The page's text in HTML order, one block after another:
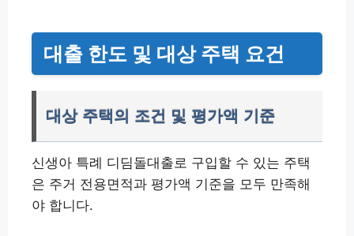
대출 한도 및 대상 주택 요건
대상 주택의 조건 및 평가액 기준
신생아 특례 디딤돌대출로 구입할 수 있는 주택
은 주거 전용면적과 평가액 기준을 모두 만족해
야 합니다.